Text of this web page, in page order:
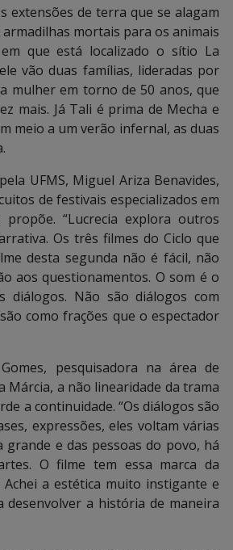
extensões de terra que se alagam
mortais para os animais
que está localizado o sítio La
vão duas famílias, lideradas por
mulher em torno de 50 anos, que
mais. Já Tali é prima de Mecha e
meio a um verão infernal, as duas
UFMS, Miguel Ariza Benavides,
de festivais especializados em
“Lucrecia explora outros
Os três filmes do Ciclo que
desta segunda não é fácil, não
aos questionamentos. O som é o
diálogos. Não são diálogos com
como frações que o espectador
pesquisadora na área de
Márcia, a não linearidade da trama
a continuidade. “Os diálogos são
expressões, eles voltam várias
grande e das pessoas do povo, há
O filme tem essa marca da
a estética muito instigante e
a história de maneira